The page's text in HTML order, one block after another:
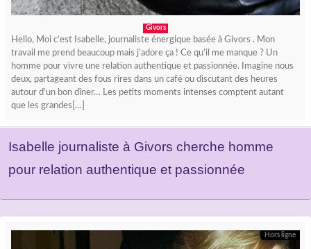
Givors
Hello, Moi c’est Isabelle, journaliste énergique basée à Givors . Mon
travail me prend beaucoup mais j’adore ça ! Ce qu’il me manque ? Un
homme pour vivre une relation authentique et passionnée. Imagine nous
deux, partageant des fous rires dans un café ou discutant des heures
autour d’un bon dîner… Les petits moments intenses comptent autant
que les grandes[…]
Isabelle journaliste à Givors cherche homme
pour relation authentique et passionnée
Hors ligne